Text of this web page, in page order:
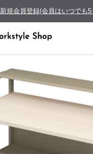
新規会員登録(会員はいつでも5